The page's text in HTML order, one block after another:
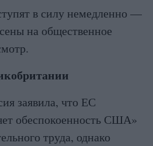
в силу немедленно —
на общественное
заявила, что ЕС
обеспокоенность США»
труда, однако